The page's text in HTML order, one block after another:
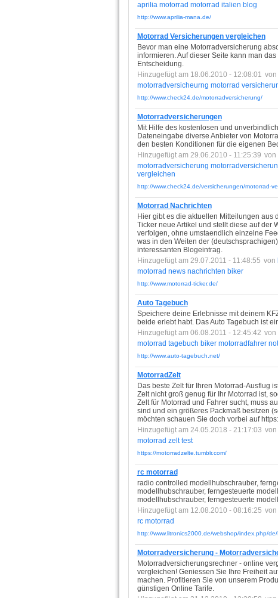
aprilia motorrad motorrad italien blog
http://www.aprilia-mana.de/
Motorrad Versicherungen vergleichen
Bevor man eine Motorradversicherung
informieren. Auf dieser Seite kann man
Entscheidung.
Hinzugefügt am 18.06.2010 - 12:08:01 von
motorradversicheurng motorrad
http://www.check24.de/motorradversicherung/
Motorradversicherungen
Mit Hilfe des kostenlosen und
Dateneingabe diverse Anbieter von
den besten Konditionen für die eigenen
Hinzugefügt am 29.06.2010 - 11:25:39 von
motorradversicherung
vergleichen
http://www.check24.de/versicherungen/motorrad-
Motorrad Nachrichten
Hier gibt es die aktuellen Mitteilungen aus
Ticker neue Artikel und stellt diese auf der
verfolgen, ohne umstaendlich einzelne
was in den Weiten der
interessanten Blogeintrag.
Hinzugefügt am 29.07.2011 - 11:48:55 von
motorrad news nachrichten biker
http://www.motorrad-ticker.de/
Auto Tagebuch
Speichere deine Erlebnisse mit deinem
beide erlebt habt. Das Auto Tagebuch ist
Hinzugefügt am 06.08.2011 - 12:45:42 von
motorrad tagebuch biker motorradfahrer
http://www.auto-tagebuch.net/
MotorradZelt
Das beste Zelt für Ihren Motorrad-Ausflug
Zelt nicht groß genug für Ihr Motorrad ist,
Zelt für Motorrad und Fahrer sucht, muss
sind und ein größeres Packmaß besitzen
möchten schauen Sie doch vorbei auf
Hinzugefügt am 24.05.2018 - 21:17:03 von
motorrad zelt test
https://motorradzelte.tumblr.com/
rc motorrad
radio controlled modellhubschrauber,
modellhubschrauber, ferngesteuerte
modellhubschrauber, ferngesteuerte
Hinzugefügt am 12.08.2010 - 08:16:25 von
rc motorrad
http://www.litronics2000.de/webshop/index.php/de/
Motorradversicherung -
Motorradversicherungsrechner - online
vergleichen! Geniessen Sie Ihre Freiheit
machen. Profitieren Sie von unserem
günstigen Online Tarife.